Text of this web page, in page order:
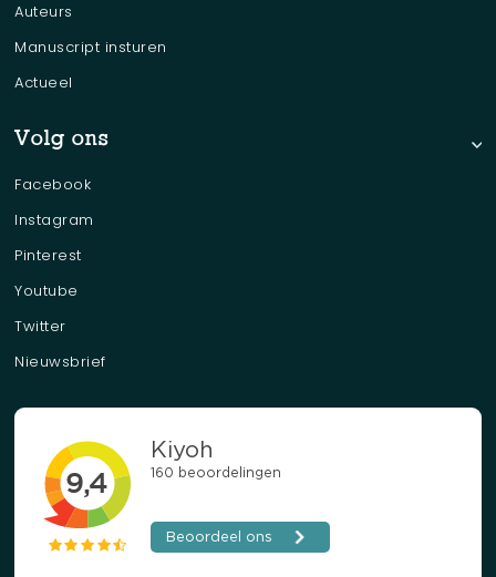
Auteurs
Manuscript insturen
Actueel
Volg ons
Facebook
Instagram
Pinterest
Youtube
Twitter
Nieuwsbrief